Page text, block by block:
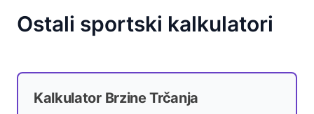
Ostali sportski kalkulatori
Kalkulator Brzine Trčanja